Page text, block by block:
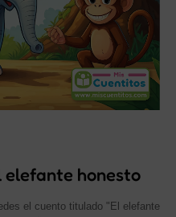
elefante honesto
el cuento titulado "El elefante